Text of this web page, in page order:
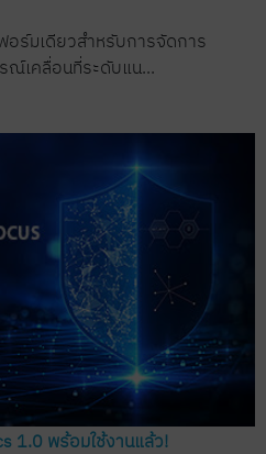
อร์มเดียวสำหรับการจัดการ
ณ์เคลื่อนที่ระดับแน...
1.0 พร้อมใช้งานแล้ว!